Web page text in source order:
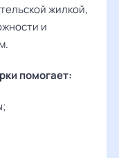
жилкой,
и
помогает: